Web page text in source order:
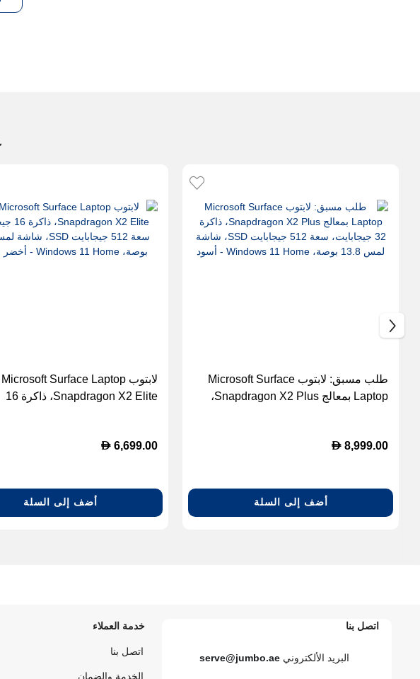
طلب مسبق: لابتوب Microsoft Surface
Laptop بمعالج Snapdragon X2 Plus،
11 Home - أسود D 8,999.00
أضف إلى السلة
Snapdragon X2 Elite، ذاكرة 16
Home - أخضر زمردي
D 6,699.00
أضف إلى السلة
اتصل بنا
البريد الألكتروني serve@jumbo.ae
خدمة العملاء
اتصل بنا
الخدمة والضمان